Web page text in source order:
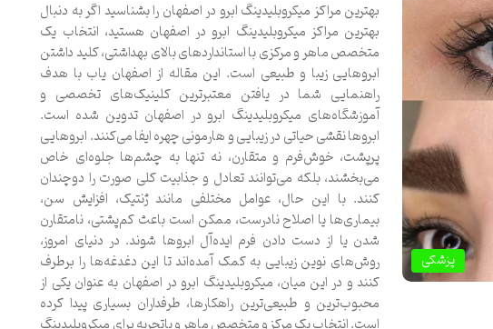
پزشکی
بهترین مراکز میکروبلیدینگ ابرو در اصفهان را بشناسید اگر به دنبال
بهترین مراکز میکروبلیدینگ ابرو در اصفهان هستید، انتخاب یک
متخصص ماهر و مرکزی با استانداردهای بالای بهداشتی، کلید داشتن
ابروهایی زیبا و طبیعی است. این مقاله از اصفهان یاب با هدف
راهنمایی شما در یافتن معتبرترین کلینیک‌های تخصصی و
آموزشگاه‌های میکروبلیدینگ ابرو در اصفهان تدوین شده است.
ابروها نقشی حیاتی در زیبایی و هارمونی چهره ایفا می‌کنند. ابروهایی
پرپشت، خوش‌فرم و متقارن، نه تنها به چشم‌ها جلوه‌ای خاص
می‌بخشند، بلکه می‌توانند تعادل و جذابیت کلی صورت را دوچندان
کنند. با این حال، عوامل مختلفی مانند ژنتیک، افزایش سن،
بیماری‌ها یا اصلاح نادرست، ممکن است باعث کم‌پشتی، نامتقارن
شدن یا از دست دادن فرم ایده‌آل ابروها شوند. در دنیای امروز،
روش‌های نوین زیبایی به کمک آمده‌اند تا این دغدغه‌ها را برطرف
کنند و در این میان، میکروبلیدینگ ابرو در اصفهان به عنوان یکی از
محبوب‌ترین و طبیعی‌ترین راهکارها، طرفداران بسیاری پیدا کرده